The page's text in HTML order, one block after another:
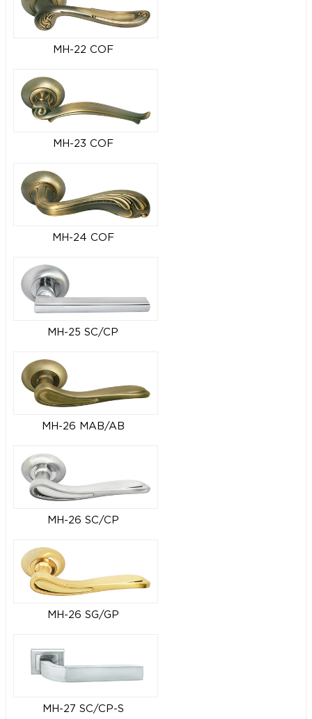
MH-22 COF
MH-23 COF
MH-24 COF
MH-25 SC/CP
MH-26 MAB/AB
MH-26 SC/CP
MH-26 SG/GP
MH-27 SC/CP-S